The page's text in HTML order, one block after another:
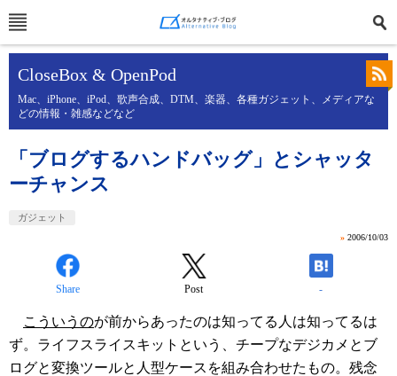
CloseBox & OpenPod
Mac、iPhone、iPod、歌声合成、DTM、楽器、各種ガジェット、メディアな
どの情報・雑感などなど
「ブログするハンドバッグ」とシャッタ
ーチャンス
ガジェット
» 2006/10/03
Share Post -
こういうのが前からあったのは知ってる人は知ってるは
ず。ライフスライスキットという、チープなデジカメとブ
ログと変換ツールと人型ケースを組み合わせたもの。残念